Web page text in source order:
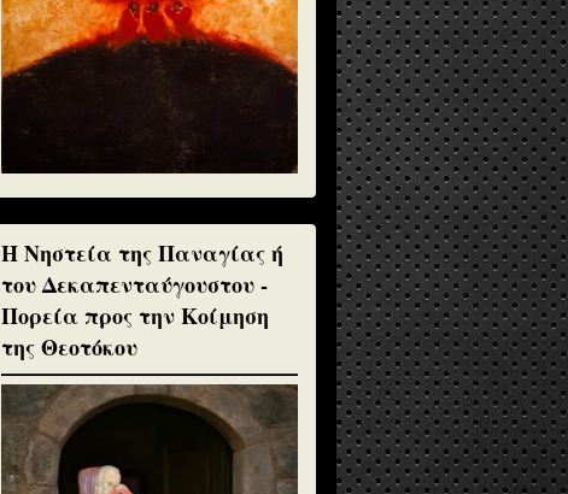
H Νηστεία της Παναγίας ή
του Δεκαπενταύγουστου -
Πορεία προς την Κοίμηση
της Θεοτόκου